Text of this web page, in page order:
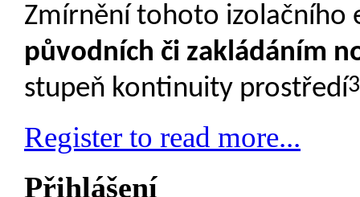
Zmírnění tohoto izolačního
původních či zakládáním
stupeň kontinuity prostředí
Register to read more...
Přihlášení